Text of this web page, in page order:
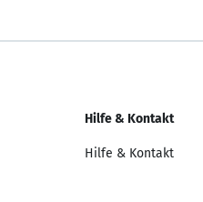
Hilfe & Kontakt
Hilfe & Kontakt